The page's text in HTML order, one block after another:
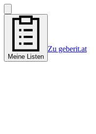
Meine Listen
Zu geberit.at